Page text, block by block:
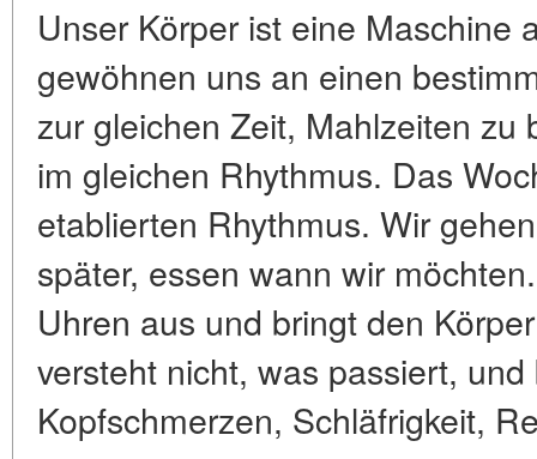
Unser Körper ist eine Maschine
gewöhnen uns an einen
zur gleichen Zeit, Mahlzeiten
im gleichen Rhythmus. Das
etablierten Rhythmus. Wir
später, essen wann wir
Uhren aus und bringt den
versteht nicht, was passiert,
Kopfschmerzen, Schläfrigkeit,